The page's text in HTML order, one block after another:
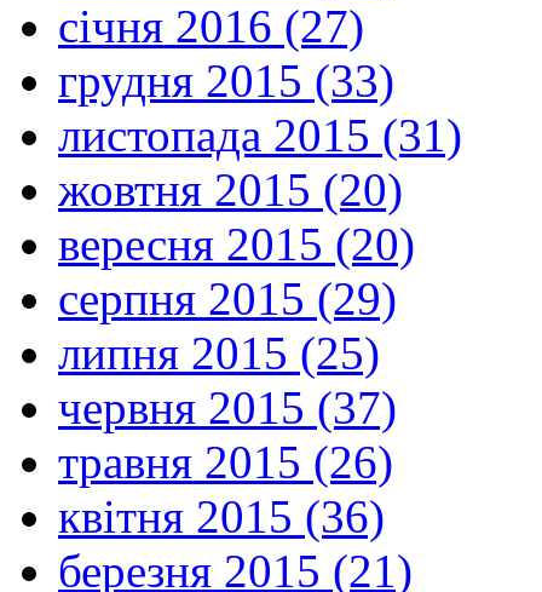
січня 2016 (27)
грудня 2015 (33)
листопада 2015 (31)
жовтня 2015 (20)
вересня 2015 (20)
серпня 2015 (29)
липня 2015 (25)
червня 2015 (37)
травня 2015 (26)
квітня 2015 (36)
березня 2015 (21)